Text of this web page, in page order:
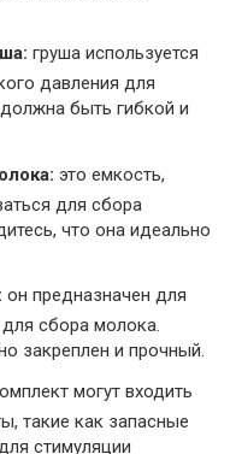
груша используется
давления для
быть гибкой и
это емкость,
для сбора
что она идеально
он предназначен для
сбора молока.
закреплен и прочный.
могут входить
такие как запасные
стимуляции